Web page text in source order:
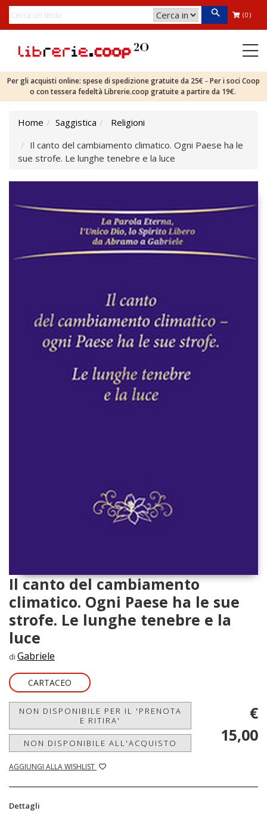
(0)
Per gli acquisti online: spese di spedizione gratuite da 25€ - Per i soci Coop
o con tessera fedeltà Librerie.coop gratuite a partire da 19€.
Home Saggistica
Religioni
Il canto del cambiamento climatico. Ogni Paese ha le
sue strofe. Le lunghe tenebre e la luce
Il canto del cambiamento
climatico. Ogni Paese ha le sue
strofe. Le lunghe tenebre e la
luce
di Gabriele
CARTACEO
NON DISPONIBILE PER IL 'PRENOTA
E RITIRA'
NON DISPONIBILE ALL'ACQUISTO
AGGIUNGI ALLA WISHLIST
€
15,00
Dettagli